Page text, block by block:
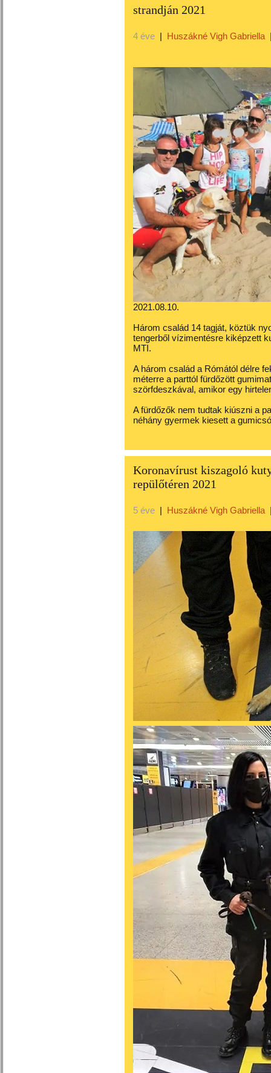
strandján 2021
4 éve | Huszákné Vigh Gabriella
2021.08.10.
Három család 14 tagját, köztük
tengerből vízimentésre kiképzett
MTI.
A három család a Rómától délre
méterre a parttól fürdőzött
szörfdeszkával, amikor egy
A fürdőzők nem tudtak kiúszni a
néhány gyermek kiesett a
Koronavírust kiszagoló
repülőtéren 2021
5 éve | Huszákné Vigh Gabriella